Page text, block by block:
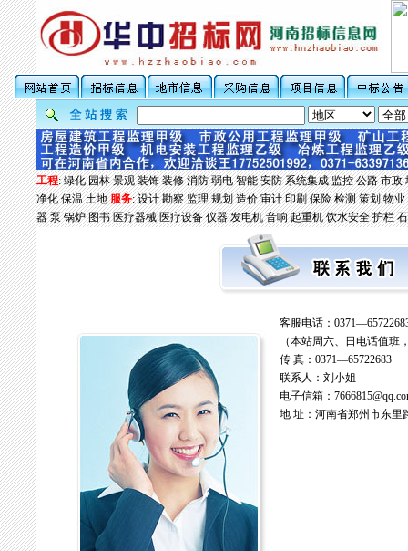
工程:绿化 园林 景观 装饰 装修 消防 弱电 智能 安防 系统集成 监控 公路 市政
净化 保温 土地 服务:设计 勘察 监理 规划 造价 审计 印刷 保险 检测 策划 物业
器 泵 锅炉 图书 医疗器械 医疗设备 仪器 发电机 音响 起重机 饮水安全 护栏
客服电话：
（本站周六、日电话值班
传 真：0371—65722683
联系人：刘小姐
电子信箱：
地 址：河南省郑州市东里